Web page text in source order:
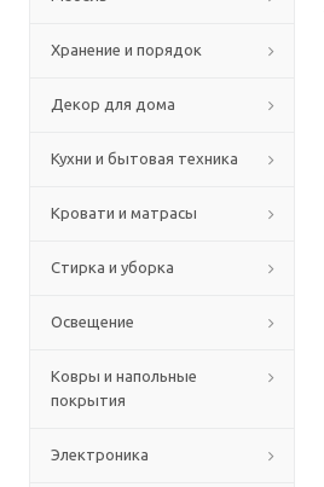
Хранение и порядок
Декор для дома
Кухни и бытовая техника
Кровати и матрасы
Стирка и уборка
Освещение
Ковры и напольные
покрытия
Электроника